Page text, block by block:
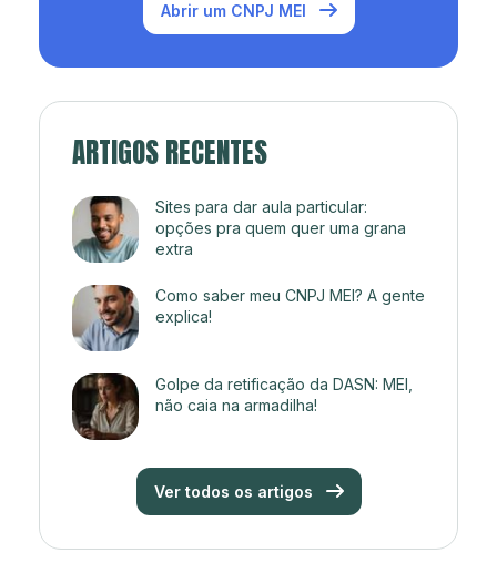
Abrir um CNPJ MEI
ARTIGOS RECENTES
Sites para dar aula particular:
opções pra quem quer uma grana
extra
Como saber meu CNPJ MEI? A gente
explica!
Golpe da retificação da DASN: MEI,
não caia na armadilha!
Ver todos os artigos